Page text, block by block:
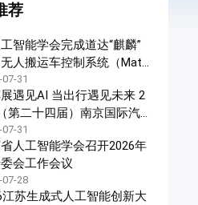
荐
智能学会完成道达“麒麟”
人搬运车控制系统（Matri
天车软件控制系统）科
鉴定
31
遇见AI 当出行遇见未来 2
第二十四届）南京国际汽
会暨江苏人工智能终端产
会新闻发布会在宁召开
31
人工智能学会召开2026年
会工作会议
07-28
江苏生成式人工智能创新大